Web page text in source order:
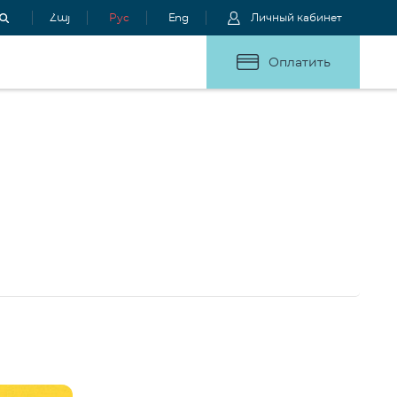
Հայ Рус Eng Личный кабинет
Оплатить